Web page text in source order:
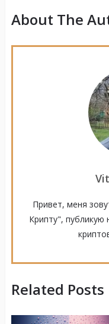
About The
Привет, меня
Крипту", публикую
Related Posts